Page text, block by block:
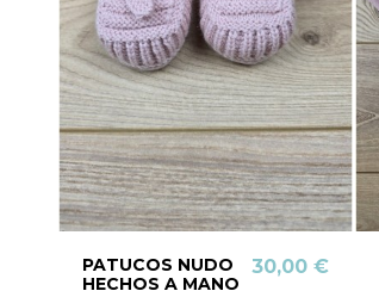
PATUCOS NUDO
HECHOS A MANO
30,00 €